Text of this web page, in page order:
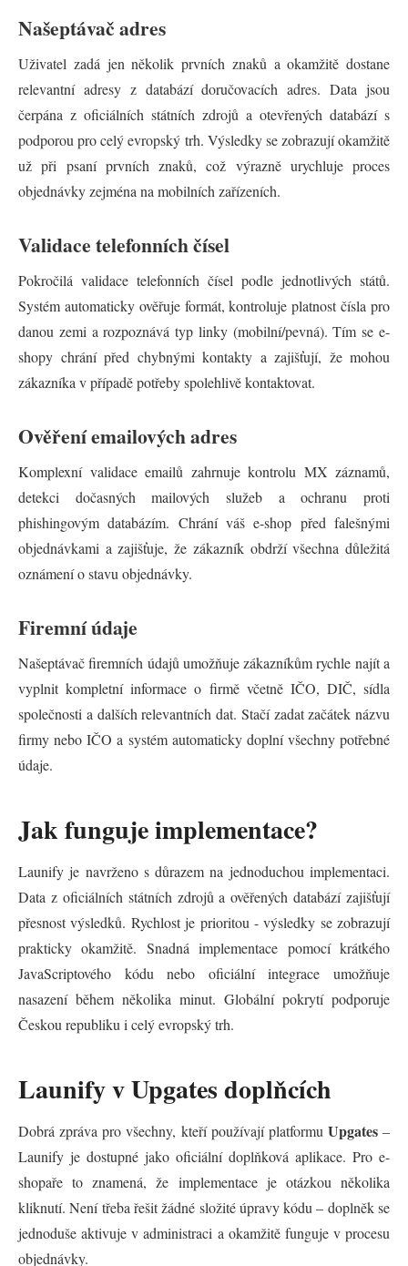
Našeptávač adres
Uživatel zadá jen několik prvních znaků a okamžitě dostane
relevantní adresy z databází doručovacích adres. Data jsou
čerpána z oficiálních státních zdrojů a otevřených databází s
podporou pro celý evropský trh. Výsledky se zobrazují okamžitě
už při psaní prvních znaků, což výrazně urychluje proces
objednávky zejména na mobilních zařízeních.
Validace telefonních čísel
Pokročilá validace telefonních čísel podle jednotlivých států.
Systém automaticky ověřuje formát, kontroluje platnost čísla pro
danou zemi a rozpoznává typ linky (mobilní/pevná). Tím se e-
shopy chrání před chybnými kontakty a zajišťují, že mohou
zákazníka v případě potřeby spolehlivě kontaktovat.
Ověření emailových adres
Komplexní validace emailů zahrnuje kontrolu MX záznamů,
detekci dočasných mailových služeb a ochranu proti
phishingovým databázím. Chrání váš e-shop před falešnými
objednávkami a zajišťuje, že zákazník obdrží všechna důležitá
oznámení o stavu objednávky.
Firemní údaje
Našeptávač firemních údajů umožňuje zákazníkům rychle najít a
vyplnit kompletní informace o firmě včetně IČO, DIČ, sídla
společnosti a dalších relevantních dat. Stačí zadat začátek názvu
firmy nebo IČO a systém automaticky doplní všechny potřebné
údaje.
Jak funguje implementace?
Launify je navrženo s důrazem na jednoduchou implementaci.
Data z oficiálních státních zdrojů a ověřených databází zajišťují
přesnost výsledků. Rychlost je prioritou - výsledky se zobrazují
prakticky okamžitě. Snadná implementace pomocí krátkého
JavaScriptového kódu nebo oficiální integrace umožňuje
nasazení během několika minut. Globální pokrytí podporuje
Českou republiku i celý evropský trh.
Launify v Upgates doplňcích
Dobrá zpráva pro všechny, kteří používají platformu Upgates–
Launify je dostupné jako oficiální doplňková aplikace. Pro e-
shopaře to znamená, že implementace je otázkou několika
kliknutí. Není třeba řešit žádné složité úpravy kódu – doplněk se
jednoduše aktivuje v administraci a okamžitě funguje v procesu
objednávky.